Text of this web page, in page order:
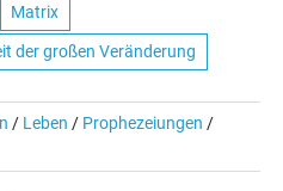
Matrix
der großen Veränderung
/ Leben / Prophezeiungen /